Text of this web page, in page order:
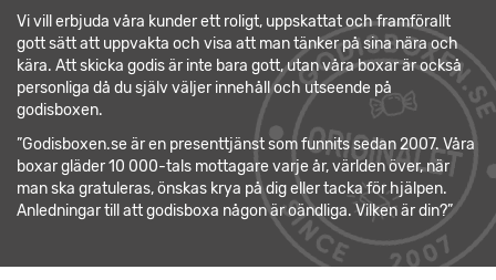
Vi vill erbjuda våra kunder ett roligt, uppskattat och framförallt
gott sätt att uppvakta och visa att man tänker på sina nära och
kära. Att skicka godis är inte bara gott, utan våra boxar är också
personliga då du själv väljer innehåll och utseende på
godisboxen.
”Godisboxen.se är en presenttjänst som funnits sedan 2007. Våra
boxar gläder 10 000-tals mottagare varje år, världen över, när
man ska gratuleras, önskas krya på dig eller tacka för hjälpen.
Anledningar till att godisboxa någon är oändliga. Vilken är din?”